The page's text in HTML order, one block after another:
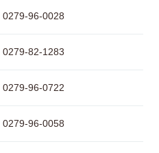
0279-96-0028
0279-82-1283
0279-96-0722
0279-96-0058